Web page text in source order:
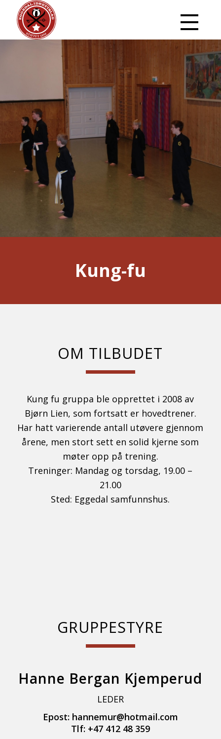
Kung-fu
OM TILBUDET
Kung fu gruppa ble opprettet i 2008 av
Bjørn Lien, som fortsatt er hovedtrener.
Har hatt varierende antall utøvere gjennom
årene, men stort sett en solid kjerne som
møter opp på trening.
Treninger: Mandag og torsdag, 19.00 –
21.00
Sted: Eggedal samfunnshus.
GRUPPESTYRE
Hanne Bergan Kjemperud
LEDER
Epost: hannemur@hotmail.com
Tlf: +47 412 48 359